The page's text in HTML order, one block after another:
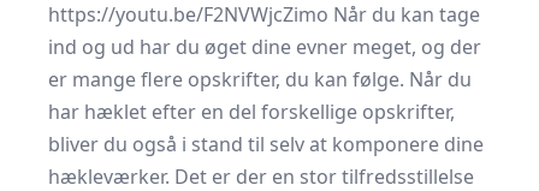
https://youtu.be/F2NVWjcZimo Når du kan tage
ind og ud har du øget dine evner meget, og der
er mange flere opskrifter, du kan følge. Når du
har hæklet efter en del forskellige opskrifter,
bliver du også i stand til selv at komponere dine
hækleværker. Det er der en stor tilfredsstillelse